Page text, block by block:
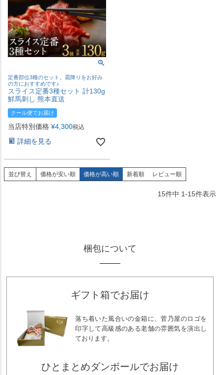
定番部位3種のセット。霜降りをお好み
の方におすすめです♪
スライス定番3種セット 計130g
鮮馬刺し 熊本直送
クール便でお届け
当店特別価格 ¥4,300税込
詳細を見る
並び替え 価格が安い順 価格が高い順 新着順 レビュー順
15件中 1-15件表示
梱包について
ギフト箱でお届け
落ち着いた風合いの金箱に、菅乃屋のロゴを
印字して高級感のある老舗の雰囲気を演出し
ております。
ひとまとめダンボールでお届け